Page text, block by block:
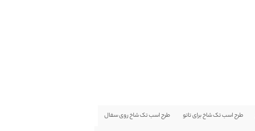
طرح اسب تک شاخ برای تاتو طرح اسب تک شاخ روی سفال